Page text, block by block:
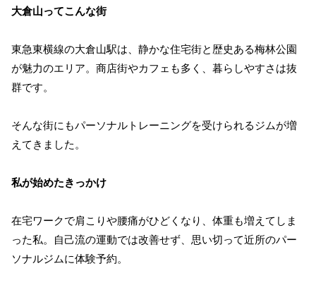
大倉山ってこんな街
東急東横線の大倉山駅は、静かな住宅街と歴史ある梅林公園
が魅力のエリア。商店街やカフェも多く、暮らしやすさは抜
群です。
そんな街にもパーソナルトレーニングを受けられるジムが増
えてきました。
私が始めたきっかけ
在宅ワークで肩こりや腰痛がひどくなり、体重も増えてしま
った私。自己流の運動では改善せず、思い切って近所のパー
ソナルジムに体験予約。